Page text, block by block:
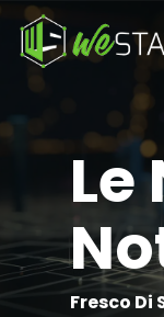
Skip
Le
Fresco Di